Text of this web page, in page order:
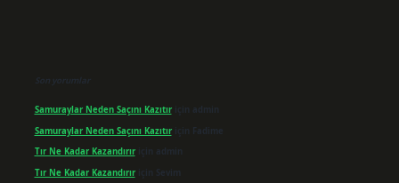
Son yorumlar
Samuraylar Neden Saçını Kazıtıriçin admin
Samuraylar Neden Saçını Kazıtıriçin Fadime
Tır Ne Kadar Kazandırıriçin admin
Tır Ne Kadar Kazandırıriçin Sevim